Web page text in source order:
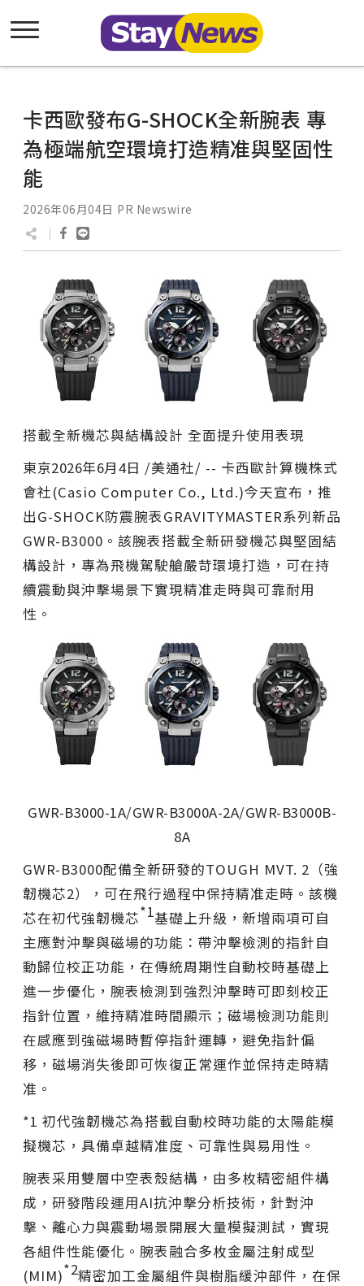
卡西歐發布G-SHOCK全新腕表 專
為極端航空環境打造精准與堅固性
能
2026年06月04日 PR Newswire
搭載全新機芯與結構設計 全面提升使用表現
東京2026年6月4日 /美通社/ -- 卡西歐計算機株式
會社(Casio Computer Co., Ltd.)今天宣布，推
出G-SHOCK防震腕表GRAVITYMASTER系列新品
GWR-B3000。該腕表搭載全新研發機芯與堅固結
構設計，專為飛機駕駛艙嚴苛環境打造，可在持
續震動與沖擊場景下實現精准走時與可靠耐用
性。
GWR-B3000-1A/GWR-B3000A-2A/GWR-B3000B-
8A
GWR-B3000配備全新研發的TOUGH MVT. 2（強
韌機芯2），可在飛行過程中保持精准走時。該機
芯在初代強韌機芯*1基礎上升級，新增兩項可自
主應對沖擊與磁場的功能：帶沖擊檢測的指針自
動歸位校正功能，在傳統周期性自動校時基礎上
進一步優化，腕表檢測到強烈沖擊時可即刻校正
指針位置，維持精准時間顯示；磁場檢測功能則
在感應到強磁場時暫停指針運轉，避免指針偏
移，磁場消失後即可恢復正常運作並保持走時精
准。
*1 初代強韌機芯為搭載自動校時功能的太陽能模
擬機芯，具備卓越精准度、可靠性與易用性。
腕表采用雙層中空表殼結構，由多枚精密組件構
成，研發階段運用AI抗沖擊分析技術，針對沖
擊、離心力與震動場景開展大量模擬測試，實現
各組件性能優化。腕表融合多枚金屬注射成型
(MIM)*2精密加工金屬組件與樹脂緩沖部件，在保